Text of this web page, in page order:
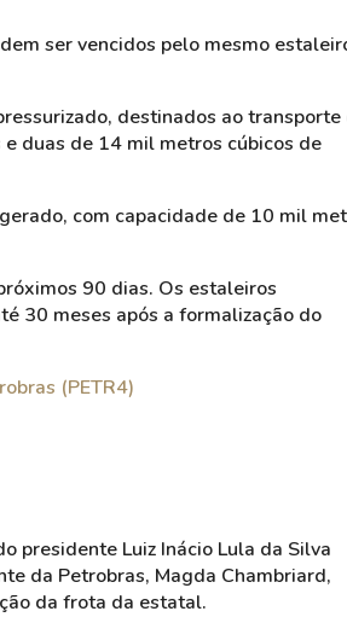
ser vencidos pelo mesmo
destinados ao transporte
duas de 14 mil metros cúbicos de
com capacidade de 10 mil
90 dias. Os estaleiros
30 meses após a formalização do
(PETR4)
presidente Luiz Inácio Lula da Silva
da Petrobras, Magda Chambriard,
da frota da estatal.